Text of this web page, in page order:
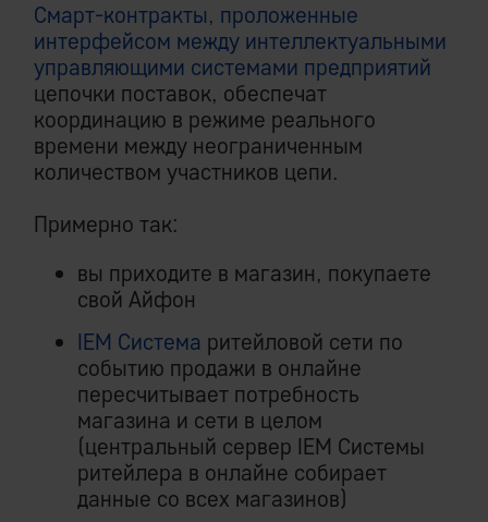
Смарт-контракты, проложенные
интерфейсом между интеллектуальными
управляющими системами предприятий
цепочки поставок, обеспечат
координацию в режиме реального
времени между неограниченным
количеством участников цепи.
Примерно так:
вы приходите в магазин, покупаете
свой Айфон
IEM Система ритейловой сети по
событию продажи в онлайне
пересчитывает потребность
магазина и сети в целом
(центральный сервер IEM Системы
ритейлера в онлайне собирает
данные со всех магазинов)